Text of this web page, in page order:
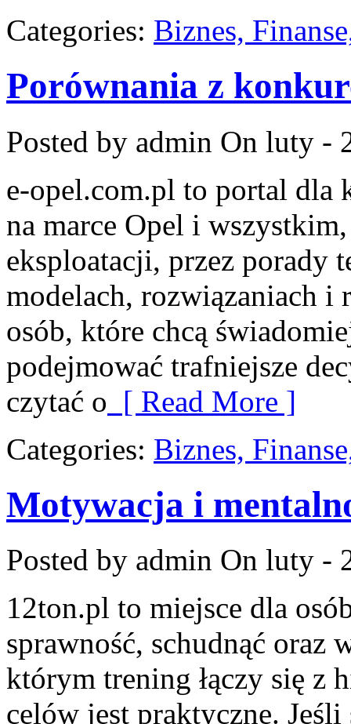
Categories: Biznes,
Porównania z
Posted by admin On luty -
e-opel.com.pl to portal dla
na marce Opel i
eksploatacji, przez porady
modelach, rozwiązaniach i
osób, które chcą
podejmować trafniejsze
czytać o [ Read More ]
Categories: Biznes,
Motywacja i
Posted by admin On luty -
12ton.pl to miejsce dla
sprawność, schudnąć oraz
którym trening łączy się z
celów jest praktyczne.